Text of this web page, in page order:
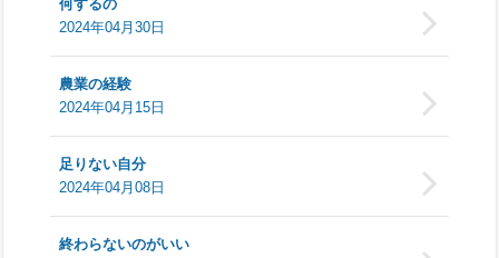
何するの
2024年04月30日
農業の経験
2024年04月15日
足りない自分
2024年04月08日
終わらないのがいい